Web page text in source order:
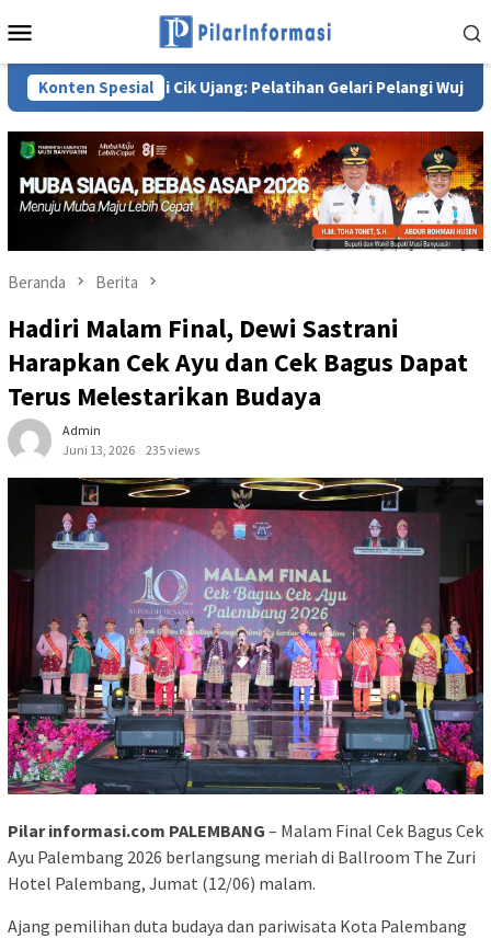
ke
Mobile
Konten Spesial
Cik Ujang: Pelatihan Gelari Pelangi Wujud Komitmen
Beranda Berita
Hadiri Malam Final, Dewi Sastrani
Harapkan Cek Ayu dan Cek Bagus Dapat
Terus Melestarikan Budaya
Admin
Juni 13, 2026
235 views
Pilar informasi.com PALEMBANG – Malam Final Cek Bagus Cek
Ayu Palembang 2026 berlangsung meriah di Ballroom The Zuri
Hotel Palembang, Jumat (12/06) malam.
Ajang pemilihan duta budaya dan pariwisata Kota Palembang